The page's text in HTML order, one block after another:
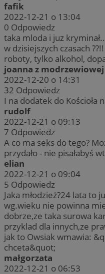
fafik
2022-12-21 o 13:04
0 Odpowiedz
taka mloda i juz
w dzisiejszych czasach
roboty, tylko alkohol,
joanna z modrzewiowej
2022-12-20 o 14:31
32 Odpowiedz
I na dodatek do Kościoła
rudolf
2022-12-21 o 09:13
7 Odpowiedz
A co ma seks do tego?
przydało - nie pisałabyś
elian
2022-12-21 o 09:04
5 Odpowiedz
Jaka młodzież?24 lata to
wg.wieku nie powinna
dobrze,ze taka surowa
przyklad dla innych,ze
jak to Owsiak wmawia:
chceta&quot;
małgorzata
2022-12-21 o 06:53